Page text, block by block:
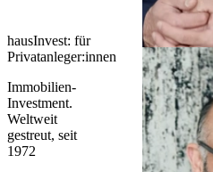
hausInvest: für
Privatanleger:innen
Immobilien-
Investment.
Weltweit
gestreut, seit
1972